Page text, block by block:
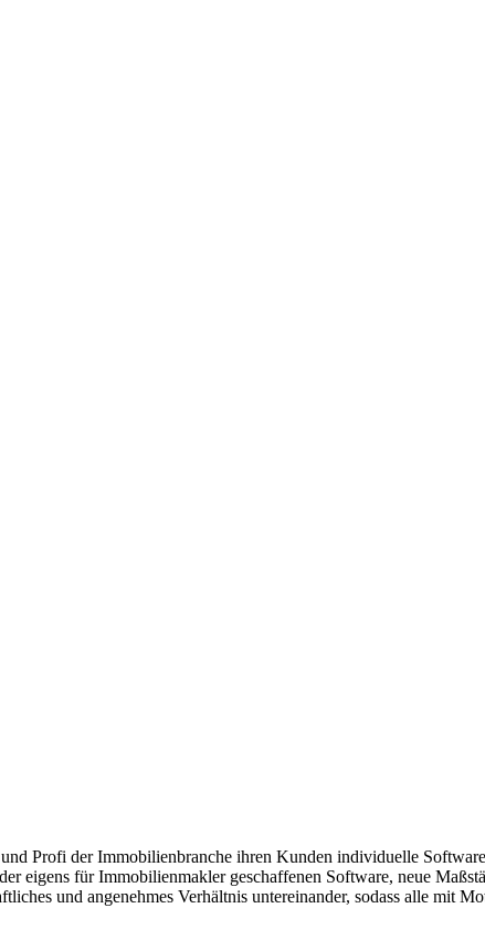
Profi der Immobilienbranche ihren Kunden individuelle
eigens für Immobilienmakler geschaffenen Software, neue
und angenehmes Verhältnis untereinander, sodass alle mit